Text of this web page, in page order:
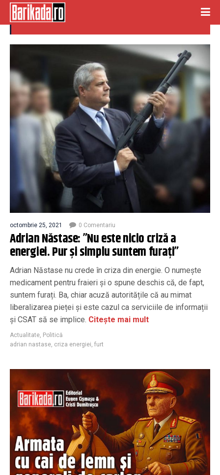
criza energiei
octombrie 25, 2021 0 Comentariu
Adrian Năstase: ”Nu este nicio criză a
energiei. Pur și simplu suntem furați”
Adrian Năstase nu crede în criza din energie. O numește
medicament pentru fraieri și o spune deschis că, de fapt,
suntem furați. Ba, chiar acuză autoritățile că au mimat
liberalizarea pieței și este cazul ca serviciile de informații
și CSAT să se implice. Citește mai mult
Actualitate, Politică
adrian nastase, criza energiei, furt